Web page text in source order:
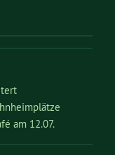
am 12.07.